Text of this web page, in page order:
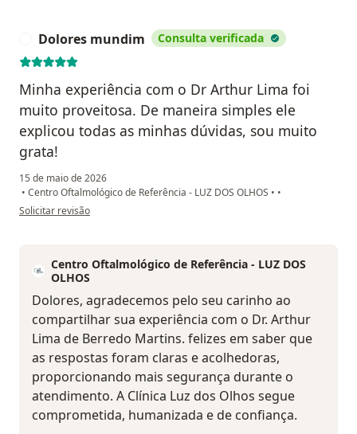
Dolores mundim Consulta verificada
Minha experiência com o Dr Arthur Lima foi
muito proveitosa. De maneira simples ele
explicou todas as minhas dúvidas, sou muito
grata!
15 de maio de 2026
• Centro Oftalmológico de Referência - LUZ DOS OLHOS • •
na opinião do utilizador Dolores mundim
Solicitar revisão
Centro Oftalmológico de Referência - LUZ DOS
OLHOS
Dolores, agradecemos pelo seu carinho ao
compartilhar sua experiência com o Dr. Arthur
Lima de Berredo Martins. felizes em saber que
as respostas foram claras e acolhedoras,
proporcionando mais segurança durante o
atendimento. A Clínica Luz dos Olhos segue
comprometida, humanizada e de confiança.